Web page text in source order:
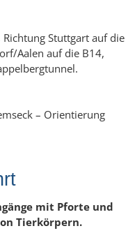
Stuttgart auf die
Aalen auf die B14,
– Orientierung
mit Pforte und
Tierkörpern.